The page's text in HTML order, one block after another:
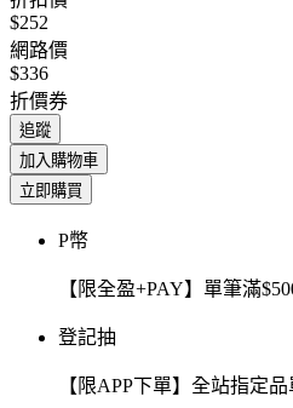
$252
網路價
$336
折價券
追蹤
加入購物車
立即購買
P幣
【限全盈+PAY】單筆滿
登記抽
【限APP下單】全站指定